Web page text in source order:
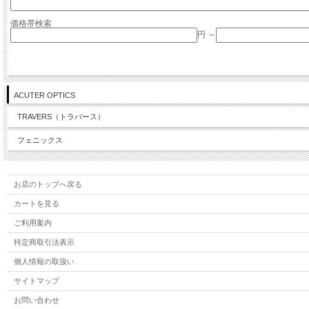
価格帯検索
円 ～
ACUTER OPTICS
TRAVERS（トラバース）
フェニックス
お店のトップへ戻る
カートを見る
ご利用案内
特定商取引法表示
個人情報の取扱い
サイトマップ
お問い合わせ